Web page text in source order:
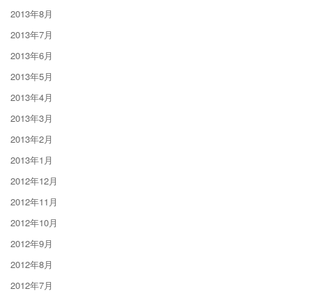
2013年8月
2013年7月
2013年6月
2013年5月
2013年4月
2013年3月
2013年2月
2013年1月
2012年12月
2012年11月
2012年10月
2012年9月
2012年8月
2012年7月